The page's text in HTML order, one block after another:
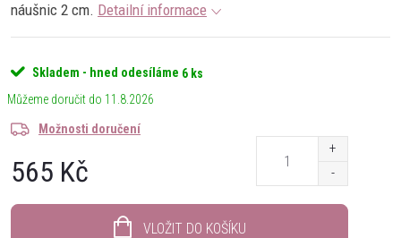
náušnic 2 cm. Detailní informace
Skladem - hned odesíláme 6 ks
11.8.2026
Možnosti doručení
565 Kč
VLOŽIT DO KOŠÍKU